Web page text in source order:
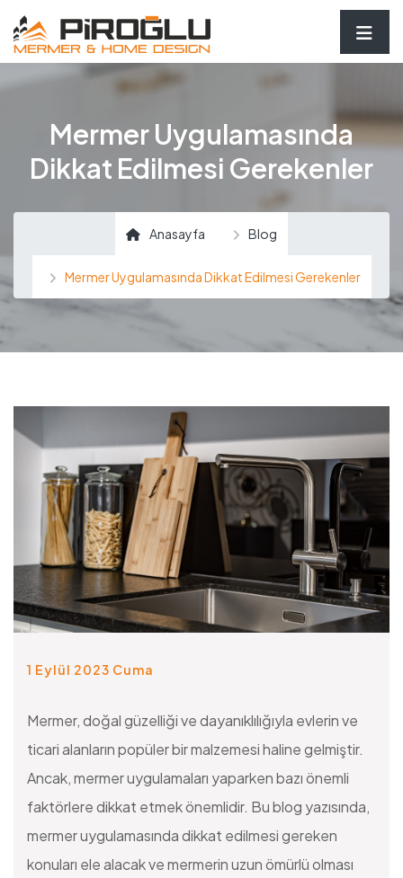
Mermer Uygulamasında
Dikkat Edilmesi Gerekenler
Anasayfa Blog
Mermer Uygulamasında Dikkat Edilmesi Gerekenler
1 Eylül 2023 Cuma
Mermer, doğal güzelliği ve dayanıklılığıyla evlerin ve
ticari alanların popüler bir malzemesi haline gelmiştir.
Ancak, mermer uygulamaları yaparken bazı önemli
faktörlere dikkat etmek önemlidir. Bu blog yazısında,
mermer uygulamasında dikkat edilmesi gereken
konuları ele alacak ve mermerin uzun ömürlü olması